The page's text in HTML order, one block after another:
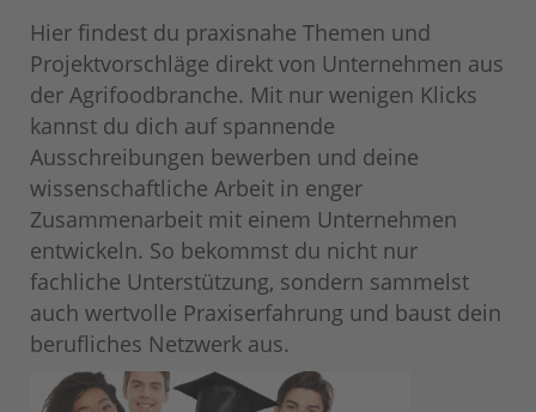
Hier findest du praxisnahe Themen und
Projektvorschläge direkt von Unternehmen aus
der Agrifoodbranche. Mit nur wenigen Klicks
kannst du dich auf spannende
Ausschreibungen bewerben und deine
wissenschaftliche Arbeit in enger
Zusammenarbeit mit einem Unternehmen
entwickeln. So bekommst du nicht nur
fachliche Unterstützung, sondern sammelst
auch wertvolle Praxiserfahrung und baust dein
berufliches Netzwerk aus.